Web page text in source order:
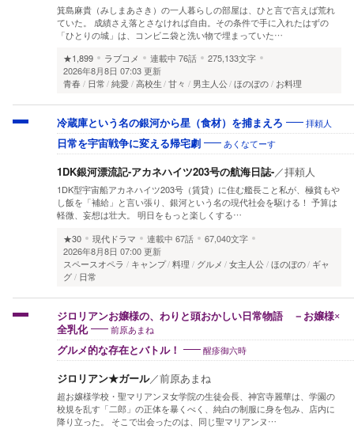
箕島麻貴（みしまあさき）の一人暮らしの部屋は、ひと言で言えば荒れ
ていた。 成績さえ落とさなければ自由。その条件で手に入れたはずの
「ひとりの城」は、コンビニ袋と洗い物で埋まっていた…
★1,899
ラブコメ 連載中 76話
275,133文字
2026年8月8日 07:03 更新
青春
日常 純愛 高校生 甘々 男主人公 ほのぼの お料理
冷蔵庫という名の銀河から星（食材）を捕まえろ 拝頼人
日常を宇宙戦争に変える帰宅劇 あくなてーす
1DK銀河漂流記-アカネハイツ203号の航海日誌-／拝頼人
1DK型宇宙船アカネハイツ203号（賃貸）に住む艦長こと私が、極貧もや
し飯を「補給」と言い張り、銀河という名の現代社会を駆ける！ 予算は
軽微、妄想は壮大。 明日をもっと楽しくする…
★30
現代ドラマ 連載中 67話
67,040文字
2026年8月8日 07:00 更新
スペースオペラ
キャンプ 料理 グルメ 女主人公 ほのぼの ギャ
グ
日常
ジロリアンお嬢様の、わりと頭おかしい日常物語 －お嬢様×
全乳化
前原あまね
グルメ的な存在とバトル！ 醒疹御六時
ジロリアン★ガール／前原あまね
超お嬢様学校・聖マリアンヌ女学院の生徒会長、神宮寺麗華は、学園の
校規を乱す「二郎」の正体を暴くべく、純白の制服に身を包み、店内に
降り立った。 そこで出会ったのは、同じ聖マリアンヌ…